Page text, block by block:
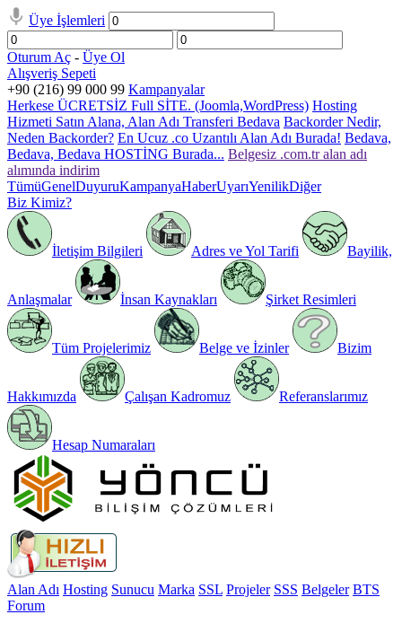
Üye İşlemleri
Oturum Aç - Üye Ol
Alışveriş Sepeti
+90 (216) 99 000 99 Kampanyalar
Herkese ÜCRETSİZ Full SİTE. (Joomla,WordPress) Hosting
Hizmeti Satın Alana, Alan Adı Transferi Bedava Backorder Nedir,
Neden Backorder? En Ucuz .co Uzantılı Alan Adı Burada! Bedava,
Bedava, Bedava HOSTİNG Burada... Belgesiz .com.tr alan adı
alımında indirim
TümüGenelDuyuruKampanyaHaberUyarıYenilikDiğer
Biz Kimiz?
İletişim Bilgileri Adres ve Yol Tarifi Bayilik,
Anlaşmalar İnsan Kaynakları Şirket Resimleri
Tüm Projelerimiz Belge ve İzinler Bizim
Hakkımızda Çalışan Kadromuz Referanslarımız
Hesap Numaraları
Alan Adı Hosting Sunucu Marka SSL Projeler SSS Belgeler BTS
Forum